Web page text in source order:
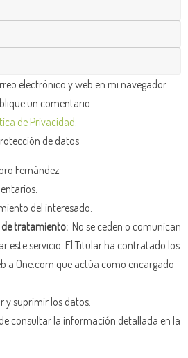
electrónico y web en mi navegador
un comentario.
de Privacidad
de datos
Fernández.
del interesado.
de tratamiento: No se ceden o comunican
este servicio. El Titular ha contratado los
a One.com que actúa como encargado
y suprimir los datos.
consultar la información detallada en la